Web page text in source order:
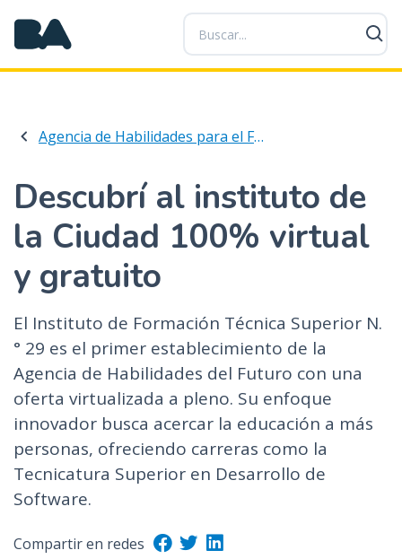
P
a
s
a
l
n
t
e
d
o
p
r
i
n
c
p
Agencia de Habilidades para el Futuro
Descubrí al instituto de
la Ciudad 100% virtual
y gratuito
El Instituto de Formación Técnica Superior N.
° 29 es el primer establecimiento de la
Agencia de Habilidades del Futuro con una
oferta virtualizada a pleno. Su enfoque
innovador busca acercar la educación a más
personas, ofreciendo carreras como la
Tecnicatura Superior en Desarrollo de
Software.
Compartir en redes